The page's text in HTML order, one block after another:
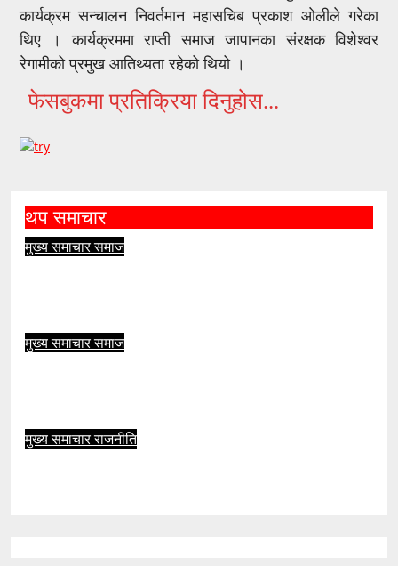
कार्यक्रम सन्चालन निवर्तमान महासचिब प्रकाश ओलीले गरेका
थिए । कार्यक्रममा राप्ती समाज जापानका संरक्षक विशेश्वर
रेगामीको प्रमुख आतिथ्यता रहेको थियो ।
फेसबुकमा प्रतिक्रिया दिनुहोस...
थप समाचार
मुख्य समाचारसमाज
मुख्य समाचारसमाज
मुख्य समाचारराजनीति